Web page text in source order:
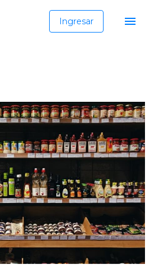
Ingresar